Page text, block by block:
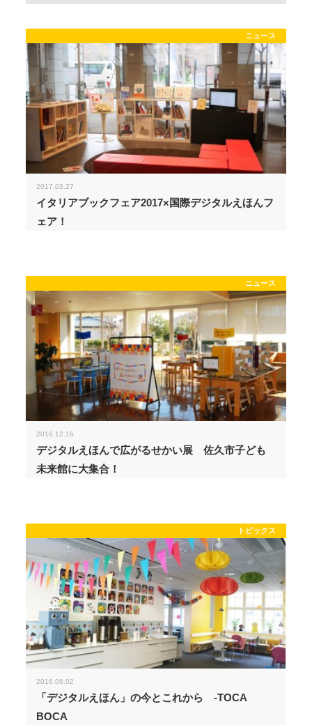
ニュース
2017.03.27
イタリアブックフェア2017×国際デジタルえほんフ
ェア！
ニュース
2016.12.16
デジタルえほんで広がるせかい展 佐久市子ども
未来館に大集合！
トピックス
2016.06.02
「デジタルえほん」の今とこれから -TOCA
BOCA